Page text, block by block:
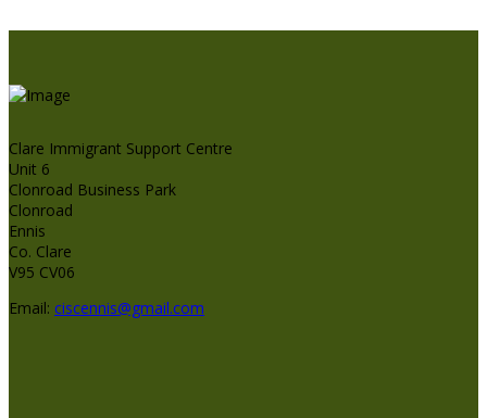
Clare Immigrant Support Centre
Unit 6
Clonroad Business Park
Clonroad
Ennis
Co. Clare
V95 CV06
Email: ciscennis@gmail.com